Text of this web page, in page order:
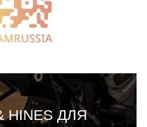
HINES ДЛЯ